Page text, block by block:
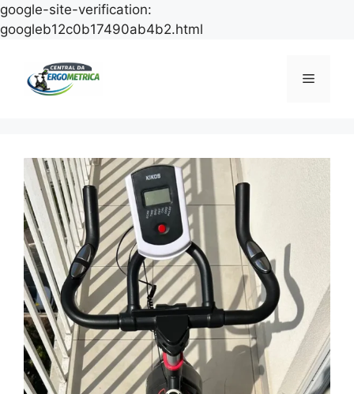
google-site-verification:
googleb12c0b17490ab4b2.html
Menu